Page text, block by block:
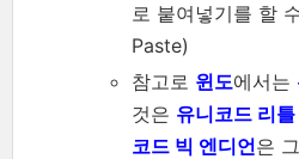
로 붙여넣기를 할
Paste)
참고로 윈도에서는
것은 유니코드 리
코드 빅 엔디언은